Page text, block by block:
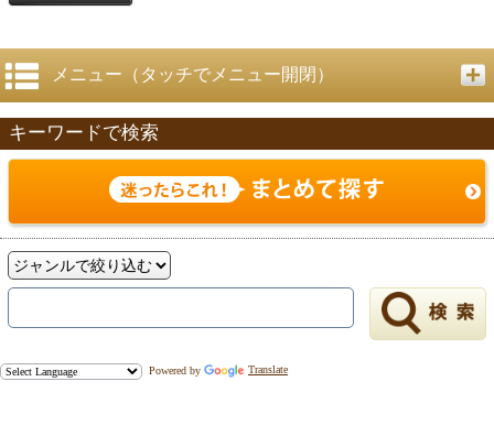
戻る
メニュー（タッチでメニュー開閉）
キーワードで検索
Powered by Translate